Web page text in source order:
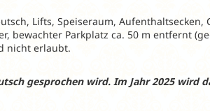
Lifts, Speiseraum,
bewachter Parkplatz ca. 50 m entfernt
nicht erlaubt.
gesprochen wird. Im Jahr 2025 wird